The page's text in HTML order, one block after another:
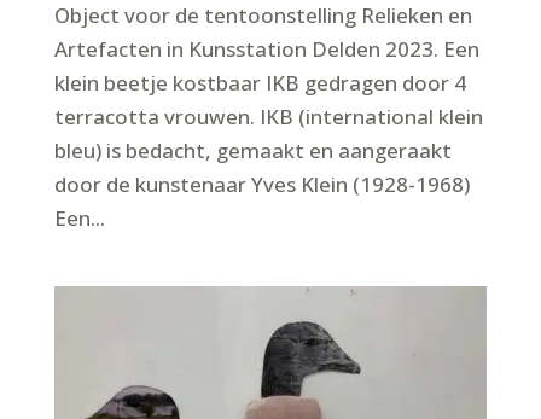
Object voor de tentoonstelling Relieken en
Artefacten in Kunsstation Delden 2023. Een
klein beetje kostbaar IKB gedragen door 4
terracotta vrouwen. IKB (international klein
bleu) is bedacht, gemaakt en aangeraakt
door de kunstenaar Yves Klein (1928-1968)
Een...